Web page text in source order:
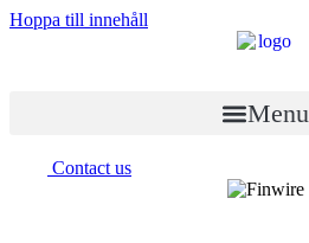
Hoppa till innehåll
Menu
Contact us